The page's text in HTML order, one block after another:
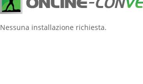
Nessuna installazione richiesta.